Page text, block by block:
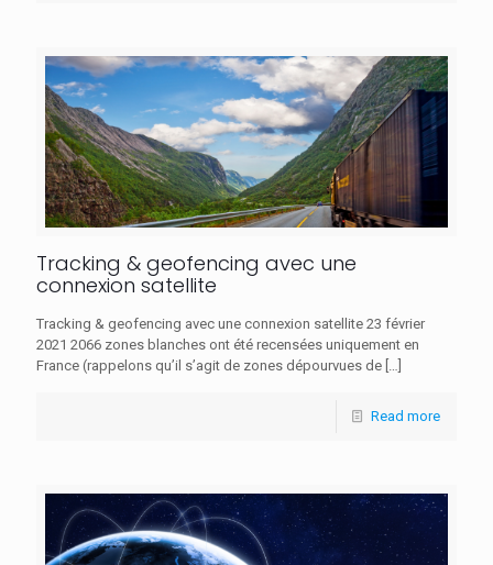
Tracking & geofencing avec une
connexion satellite
Tracking & geofencing avec une connexion satellite 23 février
2021 2066 zones blanches ont été recensées uniquement en
France (rappelons qu’il s’agit de zones dépourvues de […]
Read more